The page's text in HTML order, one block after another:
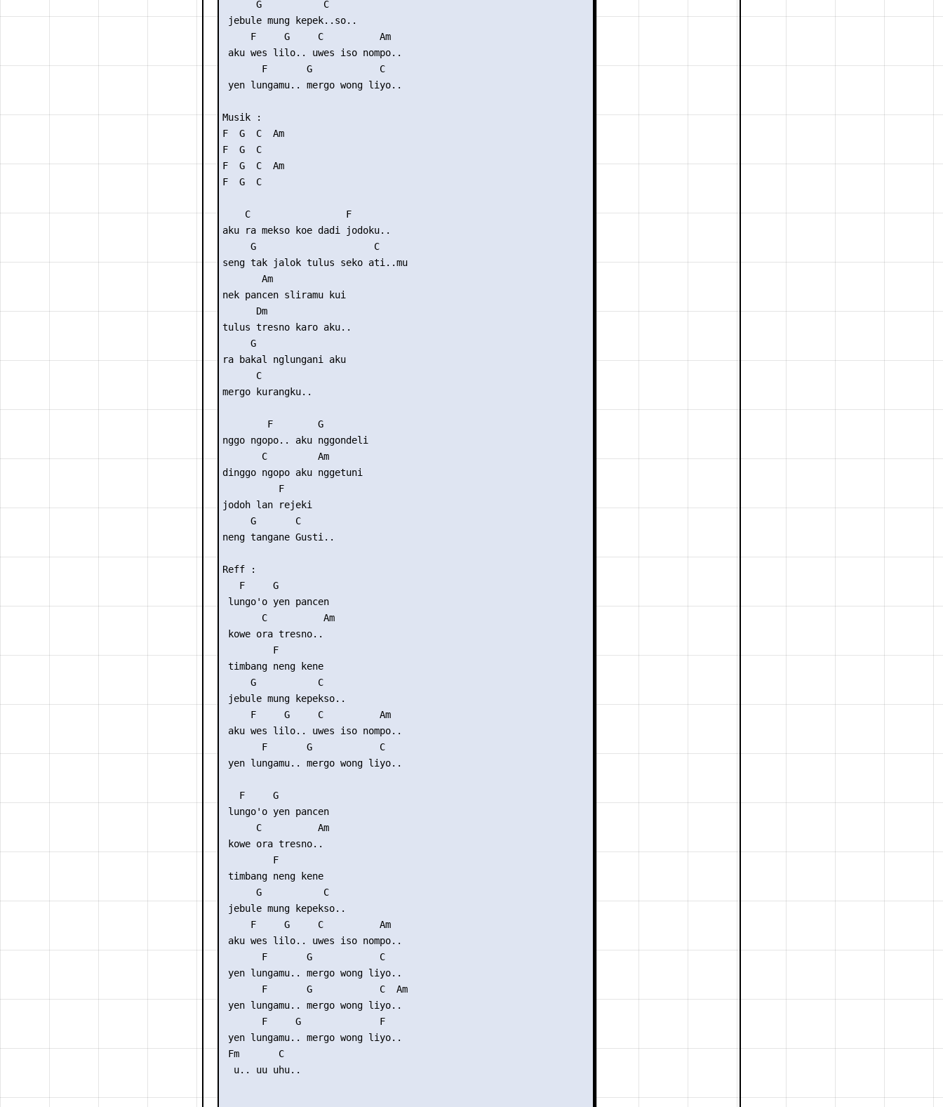
      G           C
jebule mung kepek..so..
     F     G     C          Am
aku wes lilo.. uwes iso nompo..
       F       G            C
yen lungamu.. mergo wong liyo..
Musik :
F  G  C  Am
F  G  C
F  G  C  Am
F  G  C
    C                 F
aku ra mekso koe dadi jodoku..
     G                     C
seng tak jalok tulus seko ati..mu
       Am
nek pancen sliramu kui
      Dm
tulus tresno karo aku..
     G
ra bakal nglungani aku
      C
mergo kurangku..
        F        G
nggo ngopo.. aku nggondeli
       C         Am
dinggo ngopo aku nggetuni
          F
jodoh lan rejeki
     G       C
neng tangane Gusti..
Reff :
   F     G
lungo'o yen pancen
       C          Am
kowe ora tresno..
         F
timbang neng kene
     G           C
jebule mung kepekso..
     F     G     C          Am
aku wes lilo.. uwes iso nompo..
       F       G            C
yen lungamu.. mergo wong liyo..
   F     G
lungo'o yen pancen
      C          Am
kowe ora tresno..
         F
timbang neng kene
      G           C
jebule mung kepekso..
     F     G     C          Am
aku wes lilo.. uwes iso nompo..
       F       G            C
yen lungamu.. mergo wong liyo..
       F       G            C  Am
yen lungamu.. mergo wong liyo..
       F     G              F
yen lungamu.. mergo wong liyo..
Fm       C